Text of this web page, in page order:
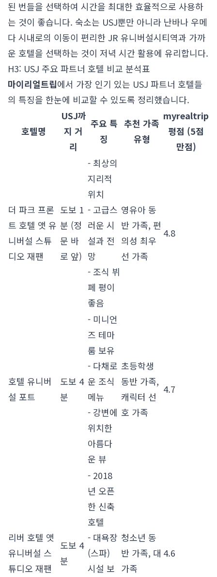
된 번들을 선택하여 시간을 최대한 효율적으로 사용하
는 것이 좋습니다. 숙소는 USJ뿐만 아니라 난바나 우메
다 시내로의 이동이 편리한 JR 유니버설시티역과 가까
운 호텔을 선택하는 것이 저녁 시간 활용에 유리합니다.
H3: USJ 주요 파트너 호텔 비교 분석표
마이리얼트립에서 가장 인기 있는 USJ 파트너 호텔들
의 특징을 한눈에 비교할 수 있도록 정리했습니다.
호텔명
USJ까
지 거
리
주요 특
징
추천 가족
유형
myrealtrip
평점 (5점
만점)
더 파크 프론
트 호텔 앳 유
니버설 스튜
디오 재팬
도보 1
분 (정
문 바
로 앞)
- 최상의
지리적
위치
- 고급스
러운 시
설과 전
망
- 조식 뷔
페 평이
좋음
영유아 동
반 가족, 편
의성 최우
선 가족
4.8
호텔 유니버
설 포트
도보 4
분
- 미니언
즈 테마
룸 보유
- 다채로
운 조식
메뉴
- 강변에
위치한
아름다
운 뷰
초등학생
동반 가족,
캐릭터 선
호 가족
4.7
리버 호텔 앳
유니버설 스
튜디오 재팬
도보 4
분
- 2018
년 오픈
한 신축
호텔
- 대욕장
(스파)
시설 보
청소년 동
반 가족, 대
가족
4.6